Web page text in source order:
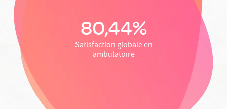
80,44%
Satisfaction globale en
ambulatoire